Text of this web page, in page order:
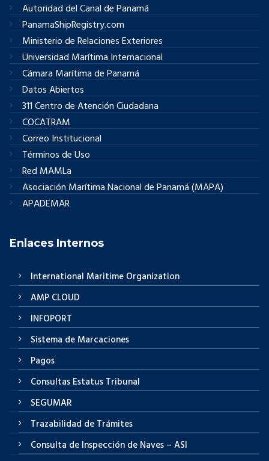
Autoridad del Canal de Panamá
PanamaShipRegistry.com
Ministerio de Relaciones Exteriores
Universidad Marítima Internacional
Cámara Marítima de Panamá
Datos Abiertos
311 Centro de Atención Ciudadana
COCATRAM
Correo Institucional
Términos de Uso
Red MAMLa
Asociación Marítima Nacional de Panamá (MAPA)
APADEMAR
Enlaces Internos
International Maritime Organization
AMP CLOUD
INFOPORT
Sistema de Marcaciones
Pagos
Consultas Estatus Tribunal
SEGUMAR
Trazabilidad de Trámites
Consulta de Inspección de Naves – ASI